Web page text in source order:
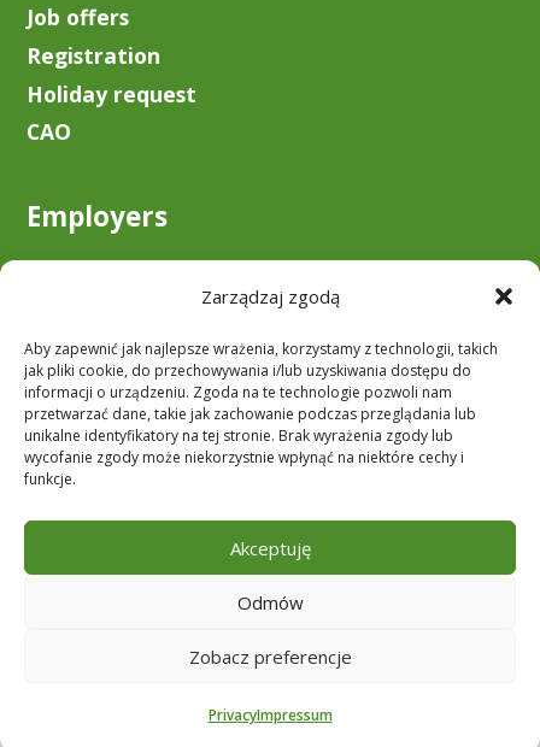
Zarządzaj zgodą
Aby zapewnić jak najlepsze wrażenia, korzystamy z technologii, takich
jak pliki cookie, do przechowywania i/lub uzyskiwania dostępu do
informacji o urządzeniu. Zgoda na te technologie pozwoli nam
przetwarzać dane, takie jak zachowanie podczas przeglądania lub
unikalne identyfikatory na tej stronie. Brak wyrażenia zgody lub
wycofanie zgody może niekorzystnie wpłynąć na niektóre cechy i
funkcje.
Akceptuję
Odmów
Zobacz preferencje
PrivacyImpressum
Job offers
Registration
Holiday request
CAO
Employers
Become a client
Downloads
Follow us
© HollandFlex BV- | All rights reserved |